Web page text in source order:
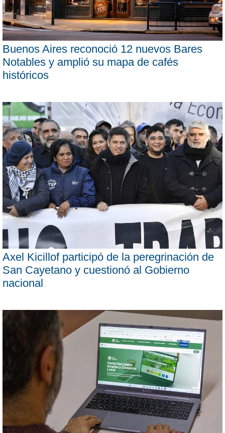
Buenos Aires reconoció 12 nuevos Bares
Notables y amplió su mapa de cafés
históricos
Axel Kicillof participó de la peregrinación de
San Cayetano y cuestionó al Gobierno
nacional